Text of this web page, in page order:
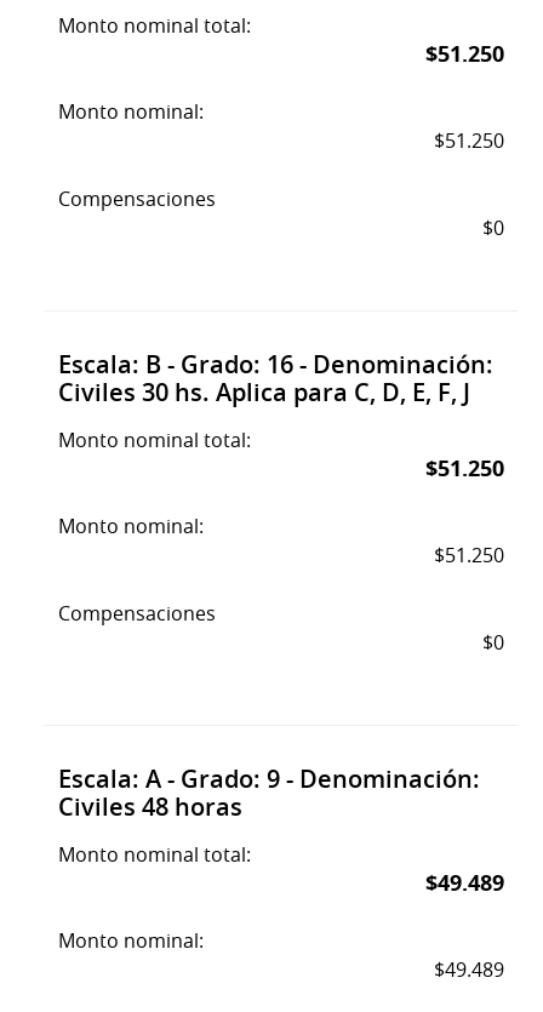
Monto nominal total:
$51.250
Monto nominal:
$51.250
Compensaciones
$0
Escala: B - Grado: 16 - Denominación:
Civiles 30 hs. Aplica para C, D, E, F, J
Monto nominal total:
$51.250
Monto nominal:
$51.250
Compensaciones
$0
Escala: A - Grado: 9 - Denominación:
Civiles 48 horas
Monto nominal total:
$49.489
Monto nominal:
$49.489